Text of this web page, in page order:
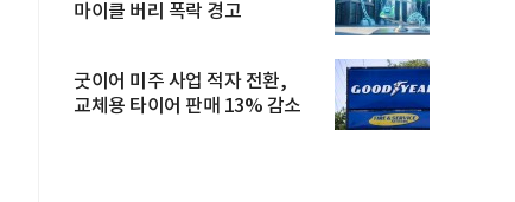
마이클 버리 폭락 경고
굿이어 미주 사업 적자 전환,
교체용 타이어 판매 13% 감소